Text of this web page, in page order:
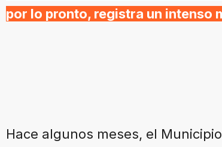
por lo pronto, registra un intenso
Hace algunos meses, el